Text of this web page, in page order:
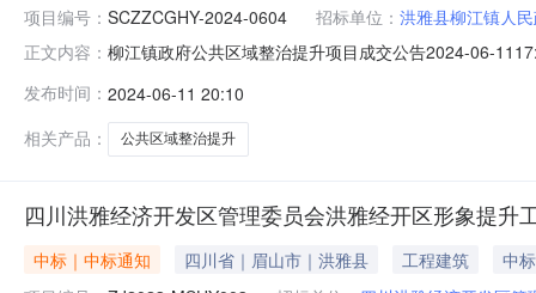
项目编号： SCZZCGHY-2024-0604 招标单位： 洪雅县柳江镇人
正文内容： 柳江镇政府公共区域整治提升项目成交公告2024-06-
老师、杨老师(业主代表)五、代理服务收费标准及金额:
发布时间： 2024-06-11 20:10
相关产品：
公共区域整治提升
四川洪雅经济开发区管理委员会洪雅经开区形象提升
中标｜中标通知 四川省｜眉山市｜洪雅县 工程建筑
中